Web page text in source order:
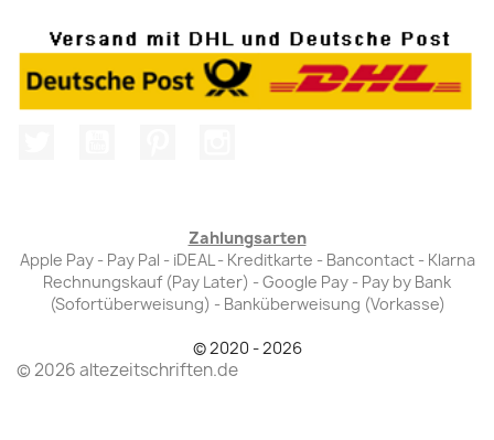
Zahlungsarten
Apple Pay - Pay Pal - iDEAL - Kreditkarte - Bancontact - Klarna
Rechnungskauf (Pay Later) - Google Pay - Pay by Bank
(Sofortüberweisung) - Banküberweisung (Vorkasse)
© 2020 - 2026
© 2026 altezeitschriften.de